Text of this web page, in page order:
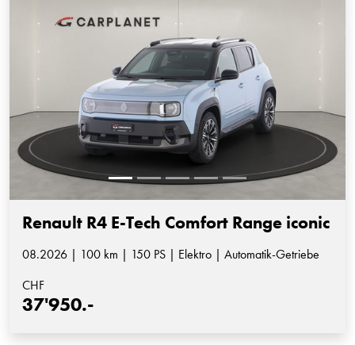
Renault R4 E-Tech Comfort Range iconic
08.2026 | 100 km | 150 PS | Elektro | Automatik-Getriebe
CHF
37'950.-